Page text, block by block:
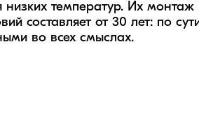
температур. Их монтаж
составляет от 30 лет: по
во всех смыслах.